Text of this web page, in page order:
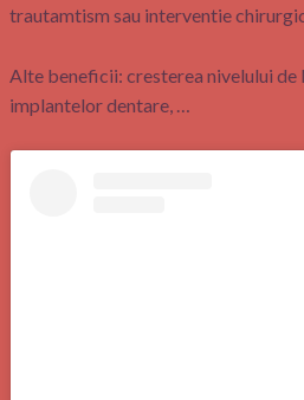
trautamtism sau interventie
Alte beneficii: cresterea nivelului de
implantelor dentare, …